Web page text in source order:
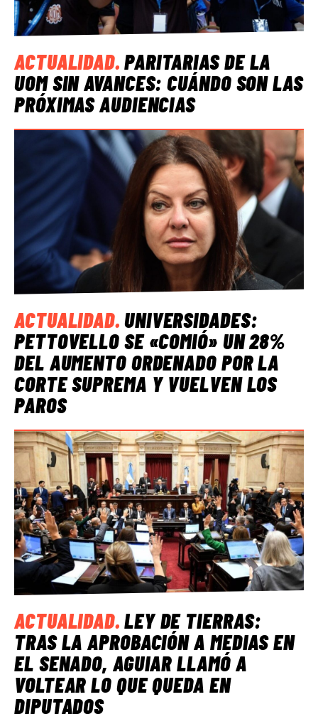
ACTUALIDAD.PARITARIAS DE LA
UOM SIN AVANCES: CUÁNDO SON LAS
PRÓXIMAS AUDIENCIAS
ACTUALIDAD.UNIVERSIDADES:
PETTOVELLO SE «COMIÓ» UN 28%
DEL AUMENTO ORDENADO POR LA
CORTE SUPREMA Y VUELVEN LOS
PAROS
ACTUALIDAD.LEY DE TIERRAS:
TRAS LA APROBACIÓN A MEDIAS EN
EL SENADO, AGUIAR LLAMÓ A
VOLTEAR LO QUE QUEDA EN
DIPUTADOS